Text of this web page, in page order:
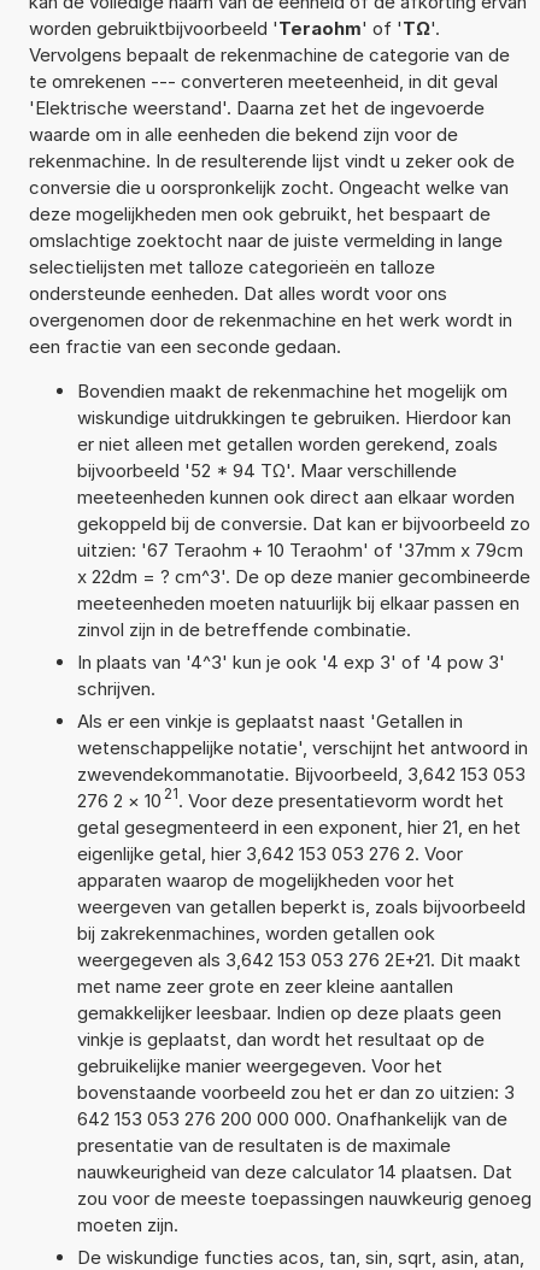
worden gebruiktbijvoorbeeld 'Teraohm' of 'TΩ'.
Vervolgens bepaalt de rekenmachine de categorie van de
te omrekenen --- converteren meeteenheid, in dit geval
'Elektrische weerstand'. Daarna zet het de ingevoerde
waarde om in alle eenheden die bekend zijn voor de
rekenmachine. In de resulterende lijst vindt u zeker ook de
conversie die u oorspronkelijk zocht. Ongeacht welke van
deze mogelijkheden men ook gebruikt, het bespaart de
omslachtige zoektocht naar de juiste vermelding in lange
selectielijsten met talloze categorieën en talloze
ondersteunde eenheden. Dat alles wordt voor ons
overgenomen door de rekenmachine en het werk wordt in
een fractie van een seconde gedaan.
Bovendien maakt de rekenmachine het mogelijk om
wiskundige uitdrukkingen te gebruiken. Hierdoor kan
er niet alleen met getallen worden gerekend, zoals
bijvoorbeeld '52 * 94 TΩ'. Maar verschillende
meeteenheden kunnen ook direct aan elkaar worden
gekoppeld bij de conversie. Dat kan er bijvoorbeeld zo
uitzien: '67 Teraohm + 10 Teraohm' of '37mm x 79cm
x 22dm = ? cm^3'. De op deze manier gecombineerde
meeteenheden moeten natuurlijk bij elkaar passen en
zinvol zijn in de betreffende combinatie.
In plaats van '4^3' kun je ook '4 exp 3' of '4 pow 3'
schrijven.
Als er een vinkje is geplaatst naast 'Getallen in
wetenschappelijke notatie', verschijnt het antwoord in
zwevendekommanotatie. Bijvoorbeeld, 3,642 153 053
276 2 × 10 21. Voor deze presentatievorm wordt het
getal gesegmenteerd in een exponent, hier 21, en het
eigenlijke getal, hier 3,642 153 053 276 2. Voor
apparaten waarop de mogelijkheden voor het
weergeven van getallen beperkt is, zoals bijvoorbeeld
bij zakrekenmachines, worden getallen ook
weergegeven als 3,642 153 053 276 2E+21. Dit maakt
met name zeer grote en zeer kleine aantallen
gemakkelijker leesbaar. Indien op deze plaats geen
vinkje is geplaatst, dan wordt het resultaat op de
gebruikelijke manier weergegeven. Voor het
bovenstaande voorbeeld zou het er dan zo uitzien: 3
642 153 053 276 200 000 000. Onafhankelijk van de
presentatie van de resultaten is de maximale
nauwkeurigheid van deze calculator 14 plaatsen. Dat
zou voor de meeste toepassingen nauwkeurig genoeg
moeten zijn.
De wiskundige functies acos, tan, sin, sqrt, asin, atan,